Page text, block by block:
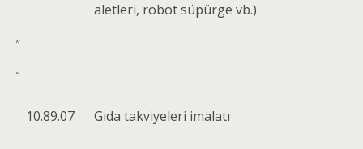
aletleri, robot süpürge vb.)
”
“
10.89.07 Gıda takviyeleri imalatı